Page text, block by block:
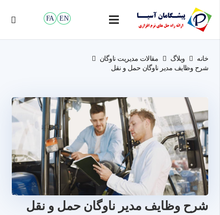
FA EN
خانه وبلاگ
مقالات مدیریت ناوگان
شرح وظایف مدیر ناوگان حمل و نقل
شرح وظایف مدیر ناوگان حمل و نقل